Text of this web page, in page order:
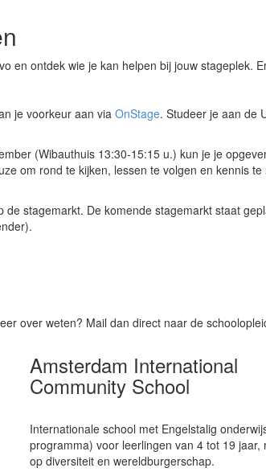
en ontdek wie je kan helpen bij jouw stageplek.
je voorkeur aan via OnStage. Studeer je aan de
(Wibauthuis 13:30-15:15 u.) kun je je
om rond te kijken, lessen te volgen en kennis
stagemarkt. De komende stagemarkt staat
over weten? Mail dan direct naar de
Amsterdam International
Community School
Internationale school met Engelstalig
programma) voor leerlingen van 4 tot 19 jaar,
op diversiteit en wereldburgerschap.